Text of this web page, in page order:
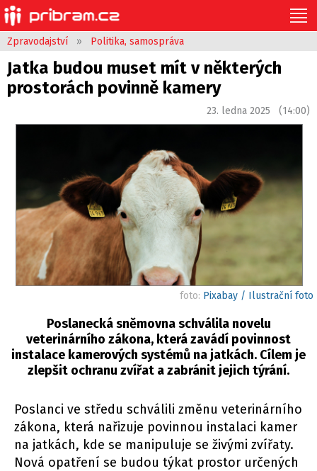
Zpravodajství » Politika, samospráva
Jatka budou muset mít v některých
prostorách povinně kamery
23. ledna 2025 (14:00)
foto: Pixabay / Ilustrační foto
Poslanecká sněmovna schválila novelu
veterinárního zákona, která zavádí povinnost
instalace kamerových systémů na jatkách. Cílem je
zlepšit ochranu zvířat a zabránit jejich týrání.
Poslanci ve středu schválili změnu veterinárního
zákona, která nařizuje povinnou instalaci kamer
na jatkách, kde se manipuluje se živými zvířaty.
Nová opatření se budou týkat prostor určených